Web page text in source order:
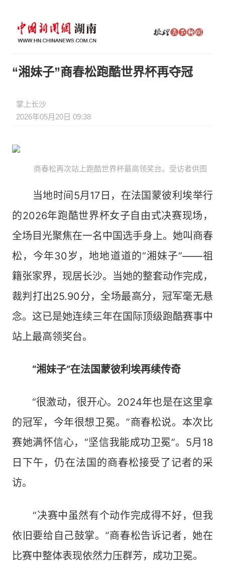
“湘妹子”商春松跑酷世界杯再夺冠
掌上长沙
2026年05月20日 09:38
商春松再次站上跑酷世界杯最高领奖台。受访者供图
当地时间5月17日，在法国蒙彼利埃举行
的2026年跑酷世界杯女子自由式决赛现场，
全场目光聚焦在一名中国选手身上。她叫商春
松，今年30岁，地地道道的“湘妹子”——祖
籍张家界，现居长沙。当她的整套动作完成，
裁判打出25.90分，全场最高分，冠军毫无悬
念。这已是她连续三年在国际顶级跑酷赛事中
站上最高领奖台。
“湘妹子”在法国蒙彼利埃再续传奇
“很激动，很开心。2024年也是在这里拿
的冠军，今年很想卫冕。”商春松说。本次比
赛她满怀信心，“坚信我能成功卫冕”。5月18
日下午，仍在法国的商春松接受了记者的采
访。
“决赛中虽然有个动作完成得不好，但我
依旧要给自己鼓掌。”商春松告诉记者，她在
比赛中整体表现依然力压群芳，成功卫冕。